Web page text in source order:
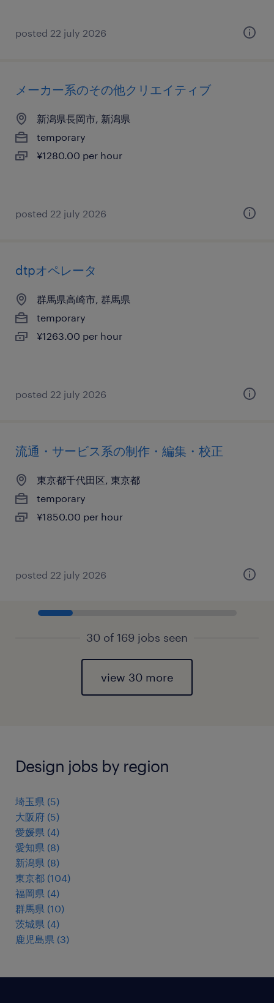
posted 22 july 2026
メーカー系のその他クリエイティブ
新潟県長岡市, 新潟県
temporary
¥1280.00 per hour
posted 22 july 2026
dtpオペレータ
群馬県高崎市, 群馬県
temporary
¥1263.00 per hour
posted 22 july 2026
流通・サービス系の制作・編集・校正
東京都千代田区, 東京都
temporary
¥1850.00 per hour
posted 22 july 2026
30 of 169 jobs seen
view 30 more
Design jobs by region
埼玉県 (5)
大阪府 (5)
愛媛県 (4)
愛知県 (8)
新潟県 (8)
東京都 (104)
福岡県 (4)
群馬県 (10)
茨城県 (4)
鹿児島県 (3)